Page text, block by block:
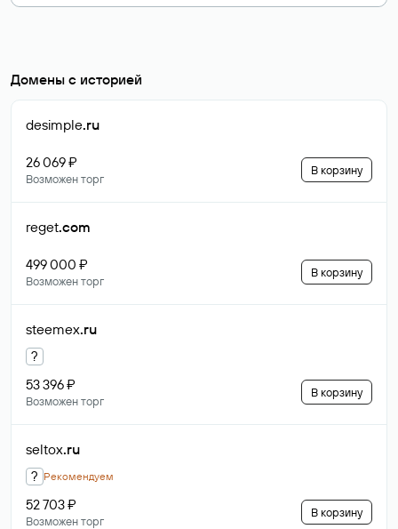
Домены с историей
desimple.ru
26 069 ₽
Возможен торг
В корзину
reget.com
499 000 ₽
Возможен торг
В корзину
steemex.ru
?
53 396 ₽
Возможен торг
В корзину
seltox.ru
? Рекомендуем
52 703 ₽
Возможен торг
В корзину